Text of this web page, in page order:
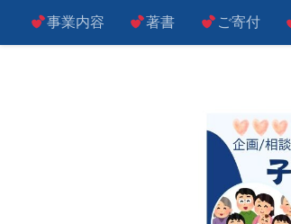
コンテンツへスキップ
事業内容 著書 ご寄付